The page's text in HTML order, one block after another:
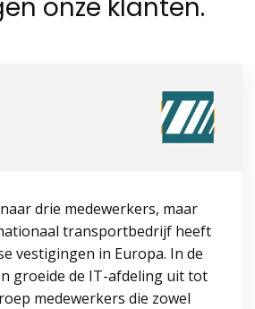
onze klanten.
drie medewerkers, maar
transportbedrijf heeft
vestigingen in Europa. In de
groeide de IT-afdeling uit tot
medewerkers die zowel